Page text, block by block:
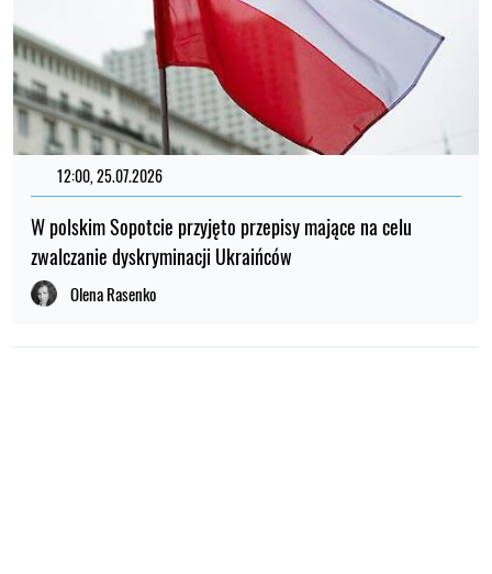
12:00, 25.07.2026
W polskim Sopotcie przyjęto przepisy mające na celu
zwalczanie dyskryminacji Ukraińców
Olena Rasenko